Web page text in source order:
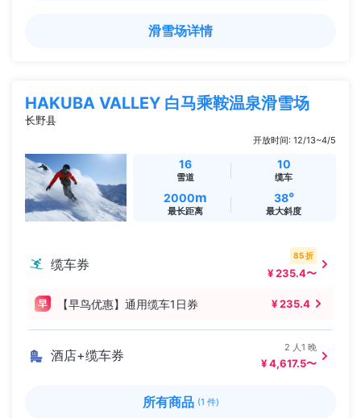
滑雪场详情
HAKUBA VALLEY 白马乘鞍温泉滑雪场
长野县
开放时间: 12/13~4/5
16
雪道
10
缆车
2000m
最长距离
38°
最大斜度
缆车券
85 折
¥ 235.4〜
【早鸟优惠】通用缆车1日券 ¥ 235.4
酒店+缆车券
2 人1 晚
¥ 4,617.5〜
所有商品 (1 件)